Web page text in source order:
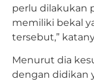
perlu dilakukan
memiliki bekal
tersebut,”
Menurut dia
dengan didikan